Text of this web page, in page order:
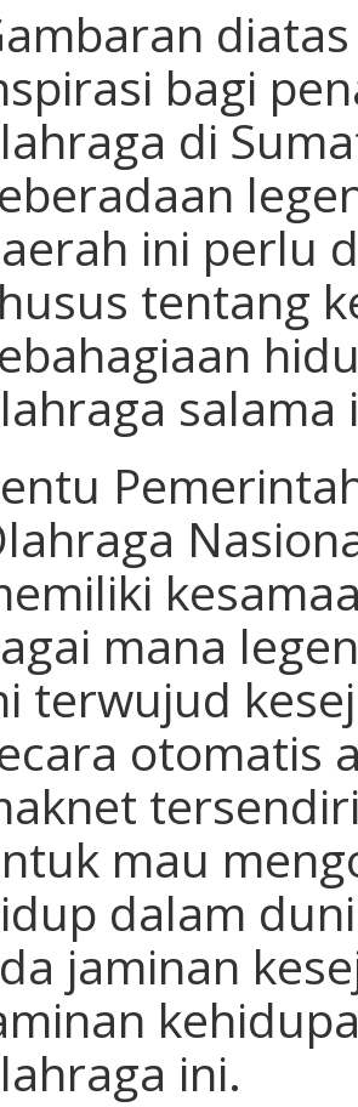
bagi
di
ini perlu
tentang
salama
mana
terwujud
otomatis
mau
dalam
jaminan
ini.